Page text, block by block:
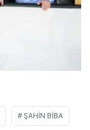
ŞAHIN BIBA